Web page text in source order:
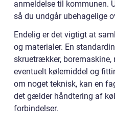
anmeldelse til kommunen.
så du undgår ubehagelige
Endelig er det vigtigt at
og materialer. En
skruetrækker,
eventuelt kølemiddel og
om noget teknisk, kan en
det gælder håndtering af
forbindelser.